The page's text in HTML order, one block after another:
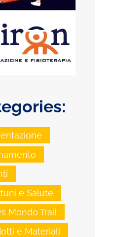
e Salute
Mondo Trail
e Materiali